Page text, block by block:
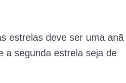
estrelas deve ser uma anã
a segunda estrela seja de